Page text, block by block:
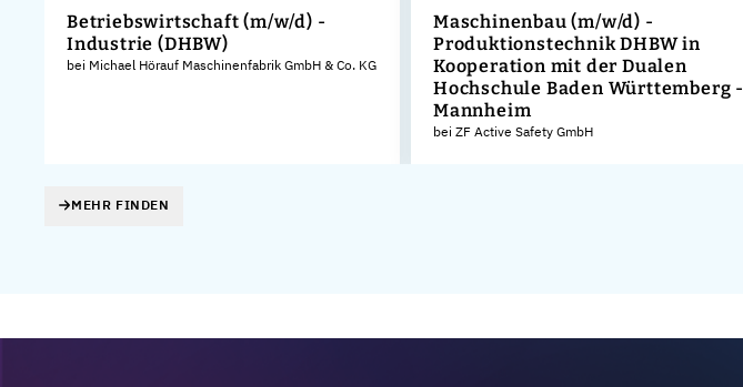
Betriebswirtschaft (m/w/d) -
Industrie (DHBW)
bei Michael Hörauf Maschinenfabrik GmbH & Co. KG
Maschinenbau (m/w/d) -
Produktionstechnik DHBW in
Kooperation mit der Dualen
Hochschule Baden Württemberg -
Mannheim
bei ZF Active Safety GmbH
MEHR FINDEN